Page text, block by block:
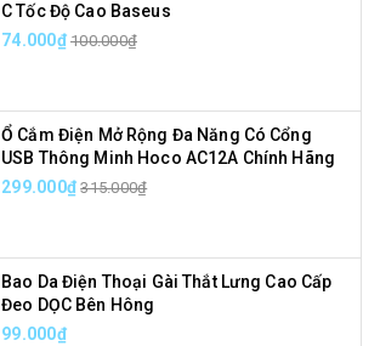
C Tốc Độ Cao Baseus
74.000₫ 100.000₫
Ổ Cắm Điện Mở Rộng Đa Năng Có Cổng
USB Thông Minh Hoco AC12A Chính Hãng
299.000₫ 315.000₫
Bao Da Điện Thoại Gài Thắt Lưng Cao Cấp
Đeo DỌC Bên Hông
99.000₫